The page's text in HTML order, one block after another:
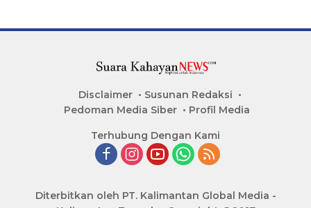
Disclaimer
Susunan Redaksi
Pedoman Media Siber
Profil Media
Terhubung Dengan Kami
Diterbitkan oleh PT. Kalimantan Global Media -